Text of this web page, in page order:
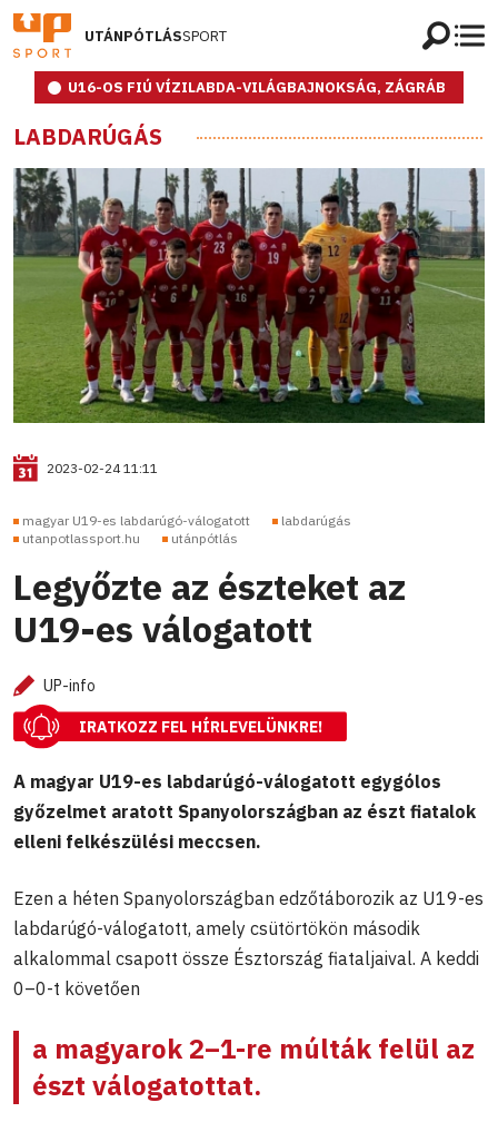
UTÁNPÓTLÁSSPORT
U16-OS FIÚ VÍZILABDA-VILÁGBAJNOKSÁG, ZÁGRÁB
LABDARÚGÁS
2023-02-24 11:11
magyar U19-es labdarúgó-válogatott
labdarúgás
utanpotlassport.hu
utánpótlás
Legyőzte az észteket az
U19-es válogatott
UP-info
IRATKOZZ FEL HÍRLEVELÜNKRE!
A magyar U19-es labdarúgó-válogatott egygólos
győzelmet aratott Spanyolországban az észt fiatalok
elleni felkészülési meccsen.
Ezen a héten Spanyolországban edzőtáborozik az U19-es
labdarúgó-válogatott, amely csütörtökön második
alkalommal csapott össze Észtország fiataljaival. A keddi
0–0-t követően
a magyarok 2–1-re múlták felül az
észt válogatottat.